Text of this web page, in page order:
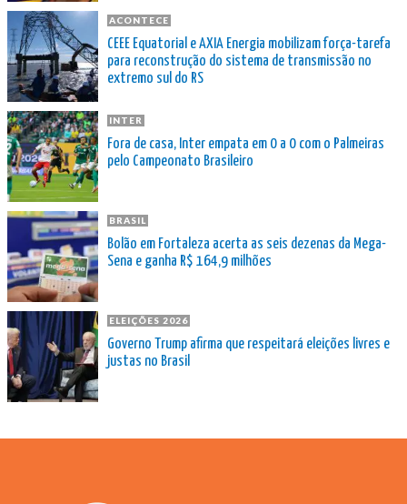
ACONTECE
CEEE Equatorial e AXIA Energia mobilizam força-tarefa
para reconstrução do sistema de transmissão no
extremo sul do RS
INTER
Fora de casa, Inter empata em 0 a 0 com o Palmeiras
pelo Campeonato Brasileiro
BRASIL
Bolão em Fortaleza acerta as seis dezenas da Mega-
Sena e ganha R$ 164,9 milhões
ELEIÇÕES 2026
Governo Trump afirma que respeitará eleições livres e
justas no Brasil